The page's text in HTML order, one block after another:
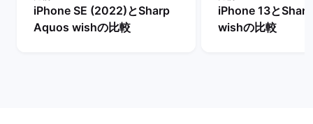
iPhone SE (2022)とSharp
Aquos wishの比較
iPhone 13と
wishの比較